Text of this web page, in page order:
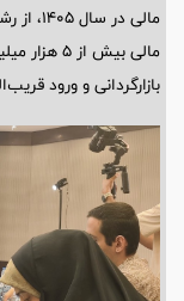
مالی بیش
بازارگردانی و ورود